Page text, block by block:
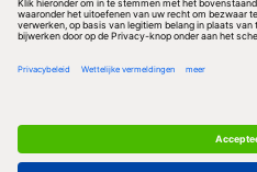
Redactionele partner
Algemene Voorwaarden & Copyrights